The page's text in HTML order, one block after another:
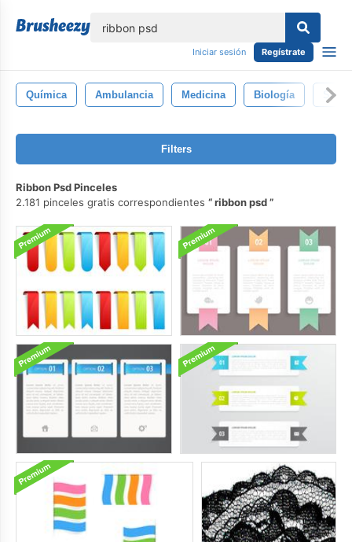
Iniciar sesión Regístrate
Química Ambulancia Medicina Biología
Filters
Ribbon Psd Pinceles
2.181 pinceles gratis correspondientes
ribbon psd